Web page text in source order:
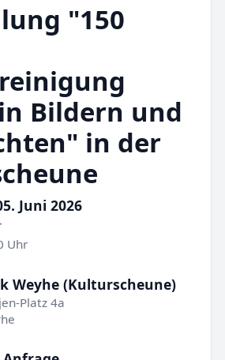
"150
Bildern und
in der
Juni 2026
Uhr
Weyhe (Kulturscheune)
Platz 4a